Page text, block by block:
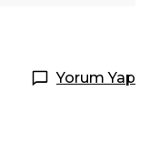
Yorum Yap